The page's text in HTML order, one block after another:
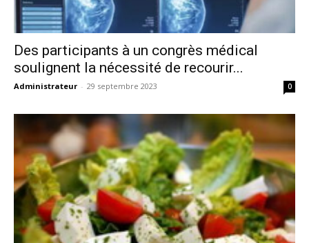
Des participants à un congrès médical
soulignent la nécessité de recourir...
Administrateur - 29 septembre 2023 0